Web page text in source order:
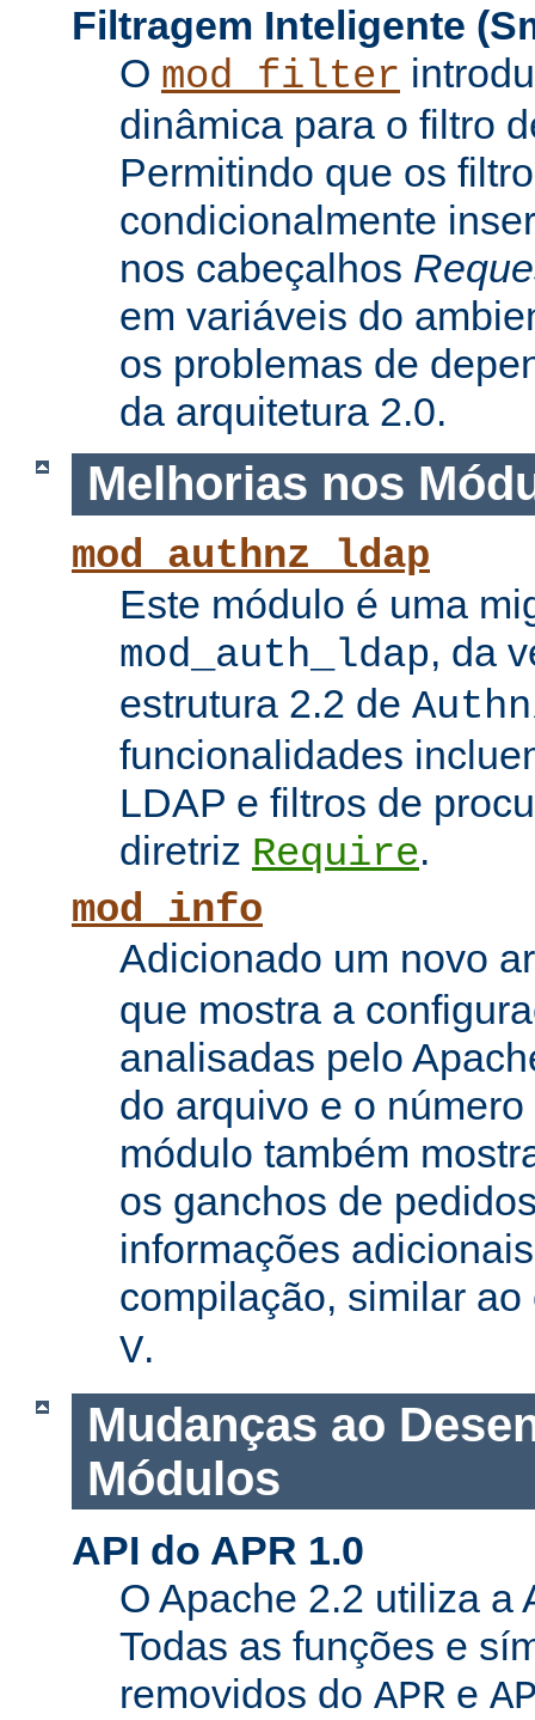
Filtragem Inteligente
O mod_filter
dinâmica para o filtro
Permitindo que os
condicionalmente
nos cabeçalhos
em variáveis do
os problemas de
da arquitetura 2.0.
Melhorias nos
mod_authnz_ldap
Este módulo é uma
mod_auth_ldap, da
estrutura 2.2 de
funcionalidades
LDAP e filtros de
diretriz Require.
mod_info
Adicionado um novo
que mostra a
analisadas pelo
do arquivo e o
módulo também
os ganchos de
informações
compilação, similar
V.
Mudanças ao
Módulos
API do APR 1.0
O Apache 2.2 utiliza a
Todas as funções e
removidos do APR e